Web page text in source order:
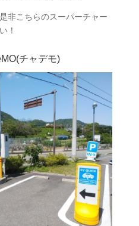
非こちらのスーパーチャー
！
チャデモ)